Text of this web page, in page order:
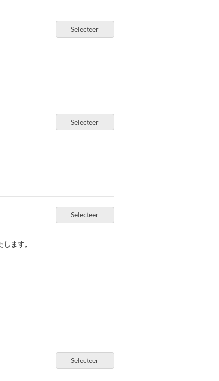
Selecteer
Selecteer
Selecteer
ます。
Selecteer